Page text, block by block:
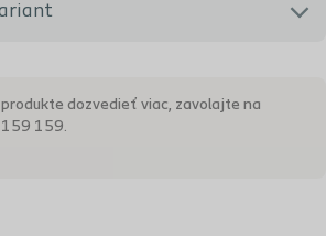
kód: B81855
dozvedieť viac, zavolajte na
159.